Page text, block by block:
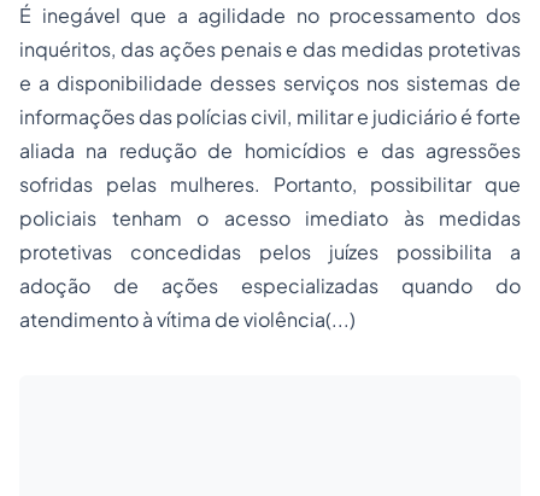
É inegável que a agilidade no processamento dos
inquéritos, das ações penais e das medidas protetivas
e a disponibilidade desses serviços nos sistemas de
informações das polícias civil, militar e judiciário é forte
aliada na redução de homicídios e das agressões
sofridas pelas mulheres. Portanto, possibilitar que
policiais tenham o acesso imediato às medidas
protetivas concedidas pelos juízes possibilita a
adoção de ações especializadas quando do
atendimento à vítima de violência(...)